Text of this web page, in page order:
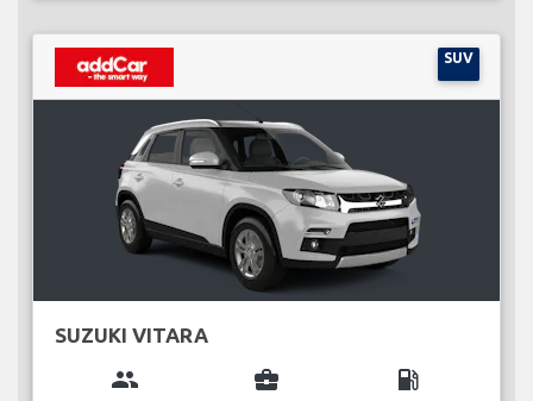
SUV
SUZUKI VITARA
group business_center local_gas_station